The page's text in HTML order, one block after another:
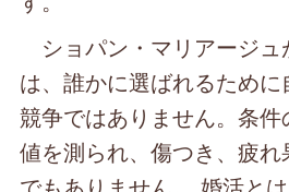
ショパン・マリアージュ
は、誰かに選ばれるため
競争ではありません。条
値を測られ、傷つき、疲